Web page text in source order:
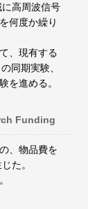
高周波信号
何度か繰り
、現有する
同期実験、
を進める。
Funding
、物品費を
た。